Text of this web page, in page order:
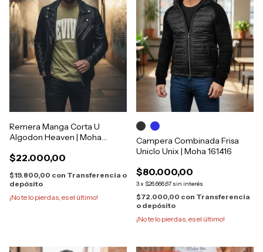
Remera Manga Corta U
Algodon Heaven | Moha
$22.000,00
$19.800,00 con Transferencia o
depósito
¡No te lo pierdas, es el último!
Campera Combinada Frisa
Uniclo Unix | Moha 161416
$80.000,00
3x $26.666,67 sin interés
$72.000,00 con Transferencia
o depósito
¡No te lo pierdas, es el último!